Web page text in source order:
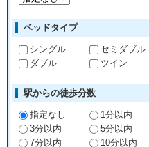
ベッドタイプ
シングル
セミダブル
ダブル
ツイン
駅からの徒歩分数
指定なし
1分以内
3分以内
5分以内
7分以内
10分以内